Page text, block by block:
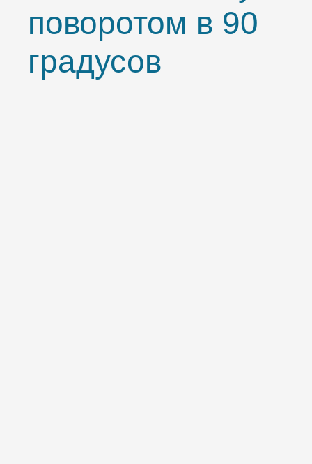
поворотом в 90
градусов